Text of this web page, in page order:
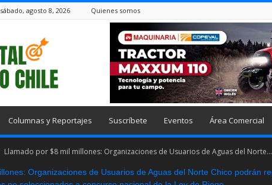
sábado, agosto 8, 2026 Quienes somos
Columnas y Reportajes Suscríbete Eventos Área Comercial
Llamado por $8 mil millones: Organizaciones de Usuarios de Aguas del Norte...